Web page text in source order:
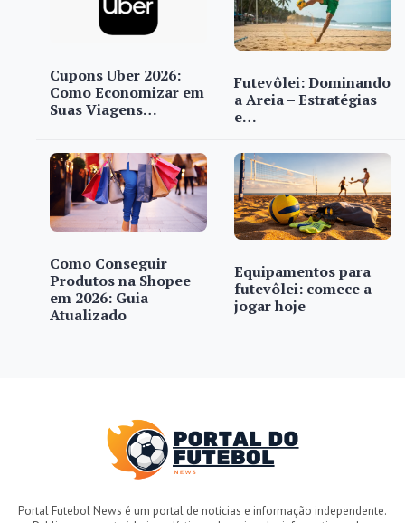
Cupons Uber 2026:
Como Economizar em
Suas Viagens…
Futevôlei: Dominando
a Areia – Estratégias
e…
Como Conseguir
Produtos na Shopee
em 2026: Guia
Atualizado
Equipamentos para
futevôlei: comece a
jogar hoje
Portal Futebol News é um portal de notícias e informação independente.